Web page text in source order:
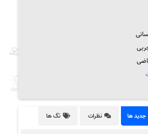
جدید ها نظرات تگ ها